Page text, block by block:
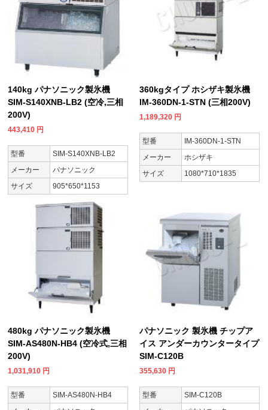
140kg パナソニック製氷機
SIM-S140XNB-LB2 (空冷,三相
200V)
443,410 円
型番
SIM-S140XNB-LB2
メーカー
パナソニック
サイズ
905*650*1153
360kgタイプ ホシザキ製氷機
IM-360DN-1-STN (三相200V)
1,189,320 円
型番
IM-360DN-1-STN
メーカー
ホシザキ
サイズ
1080*710*1835
480kg パナソニック製氷機
SIM-AS480N-HB4 (空冷式,三相
200V)
1,031,910 円
型番
SIM-AS480N-HB4
パナソニック 製氷機 チップア
イス アンダーカウンタータイプ
SIM-C120B
355,630 円
型番
SIM-C120B